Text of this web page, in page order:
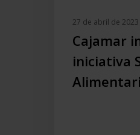
27 de abril de 2023
Cajamar
iniciativa